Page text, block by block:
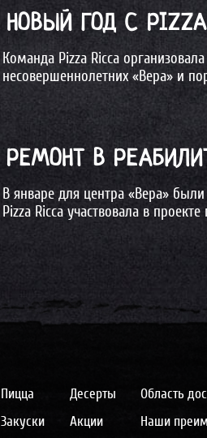
НОВЫЙ ГОД С
Команда Pizza Ricca
несовершеннолетних «Вера» и
РЕМОНТ В
В январе для центра «Вера»
Pizza Ricca участвовала в
Пицца
Закуски
Десерты
Акции
Область
Наши